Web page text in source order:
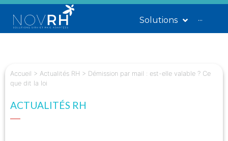
Solutions ···
Accueil > Actualités RH > Démission par mail : est-elle valable ? Ce
que dit la loi
ACTUALITÉS RH